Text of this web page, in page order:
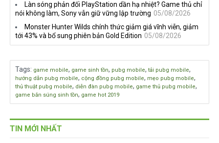
Làn sóng phản đối PlayStation dần hạ nhiệt? Game thủ chỉ
nói không làm, Sony vẫn giữ vững lập trường 05/08/2026
Monster Hunter Wilds chính thức giảm giá vĩnh viễn, giảm
tới 43% và bổ sung phiên bản Gold Edition 05/08/2026
Tags: game mobile, game sinh tồn, pubg mobile, tải pubg mobile,
hướng dẫn pubg mobile, cộng đồng pubg mobile, mẹo pubg mobile,
thủ thuật pubg mobile, diễn đàn pubg mobile, game thủ pubg mobile,
game bắn súng sinh tồn, game hot 2019
TIN MỚI NHẤT